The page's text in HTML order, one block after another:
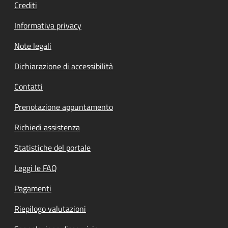
Crediti
Informativa privacy
Note legali
Dichiarazione di accessibilità
Contatti
Prenotazione appuntamento
Richiedi assistenza
Statistiche del portale
Leggi le FAQ
Pagamenti
Riepilogo valutazioni